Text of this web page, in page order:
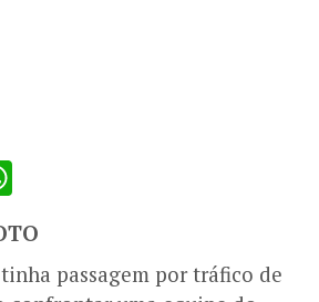
passagem por tráfico de